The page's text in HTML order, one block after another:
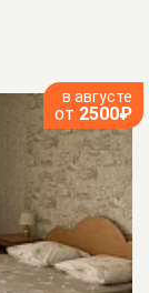
в августе
от 2500₽